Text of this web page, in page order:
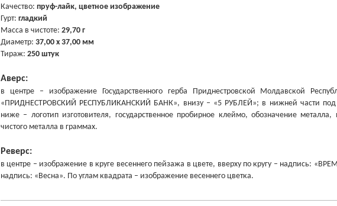
Качество: пруф-лайк, цветное изображение
Гурт: гладкий
Масса в чистоте: 29,70 г
Диаметр: 37,00 х 37,00 мм
Тираж: 250 штук
Аверс:
в центре – изображение Государственного герба Приднестровской Молдавской
«ПРИДНЕСТРОВСКИЙ РЕСПУБЛИКАНСКИЙ БАНК», внизу – «5 РУБЛЕЙ»; в нижней части под
ниже – логотип изготовителя, государственное пробирное клеймо, обозначение
чистого металла в граммах.
Реверс:
в центре – изображение в круге весеннего пейзажа в цвете, вверху по кругу – надпись:
надпись: «Весна». По углам квадрата – изображение весеннего цветка.